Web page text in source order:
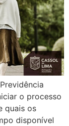
o processo
quais os
disponível